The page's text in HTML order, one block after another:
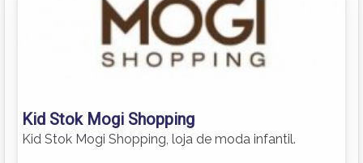
Kid Stok Mogi Shopping
Kid Stok Mogi Shopping, loja de moda infantil.